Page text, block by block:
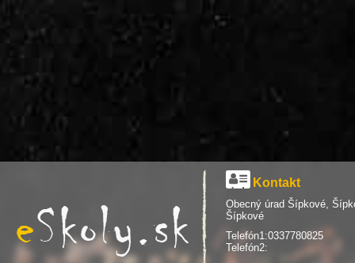
Kontakt
Obecný úrad Šípkové,
Šípkové
Telefón1:0337780825
Telefón2: